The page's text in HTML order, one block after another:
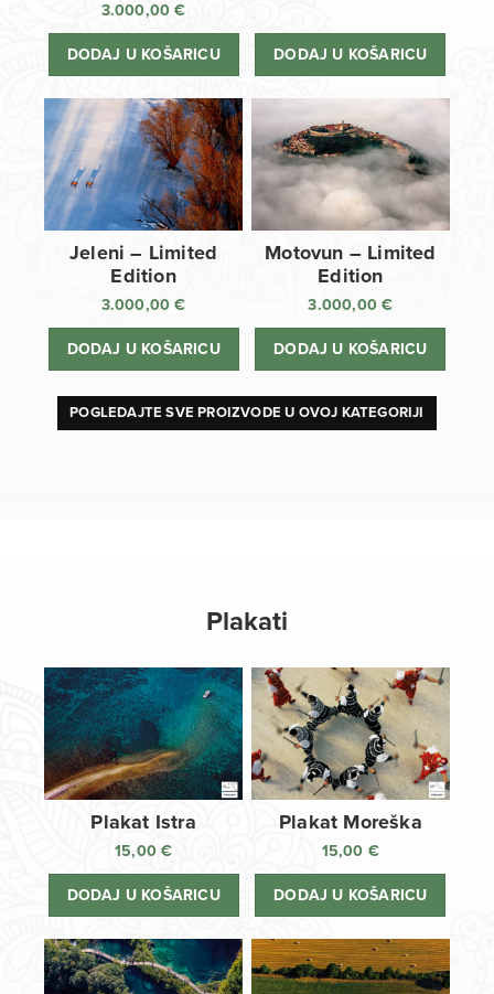
3.000,00€
DODAJ U KOŠARICU DODAJ U KOŠARICU
Jeleni – Limited
Edition
3.000,00€
DODAJ U KOŠARICU
Motovun – Limited
Edition
3.000,00€
DODAJ U KOŠARICU
POGLEDAJTE SVE PROIZVODE U OVOJ KATEGORIJI
Plakati
Plakat Istra
15,00€
DODAJ U KOŠARICU
Plakat Moreška
15,00 €
DODAJ U KOŠARICU